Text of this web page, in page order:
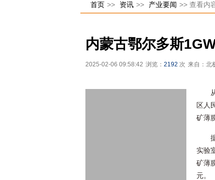
首页 >> 资讯 >> 产业要闻 >> 查看内
内蒙古鄂尔多斯
2025-02-06 09:58:42 浏览： 2192 次 来自：北
区人
矿薄
实验
矿薄
元。